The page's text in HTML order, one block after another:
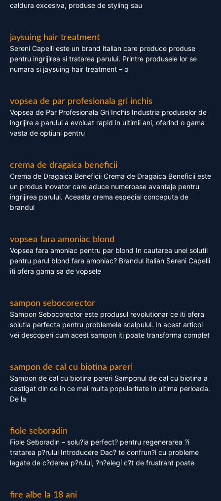
caldura excesiva, produse de styling sau
jaysuing hair treatment
Sereni Capelli este un brand italian care produce produse
pentru ingrijirea si tratarea parului. Printre produsele lor se
numara si jaysuing hair treatment – o
vopsea de par profesionala gri inchis
Vopsea de Par Profesionala Gri Inchis Industria produselor de
ingrijire a parului a evoluat rapid in ultimii ani, oferind o gama
vasta de optiuni pentru
crema de dragaica beneficii
Crema de Dragaica Beneficii Crema de Dragaica Beneficii este
un produs inovator care aduce numeroase avantaje pentru
ingrijirea parului. Aceasta crema especial conceputa de
brandul
vopsea fara amoniac blond
Vopsea fara amoniac pentru par blond In cautarea unei solutii
pentru parul blond fara amoniac? Brandul italian Sereni Capelli
iti ofera gama sa de vopsele
sampon sebocorector
Sampon Sebocorector este produsul revolutionar ce iti ofera
solutia perfecta pentru problemele scalpului. In acest articol
vei descoperi cum acest sampon iti poate transforma complet
sampon de cal cu biotina pareri
Sampon de cal cu biotina pareri Samponul de cal cu biotina a
castigat din ce in ce mai multa popularitate in ultima perioada.
De la
fiole seboradin
Fiole Seboradin – solu?ia perfect? pentru regenerarea ?i
tratarea p?rului Introducere Dac? te confrun?i cu probleme
legate de c?derea p?rului, ?n?elegi c?t de frustrant poate
fire albe la 18 ani